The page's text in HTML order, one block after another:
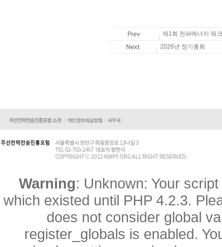
제1회 전파에너지 워
2026년 정기총회
Warning: Unknown: Your
which existed until PHP 4.2.3.
does not consider global
register_globals is enabled.